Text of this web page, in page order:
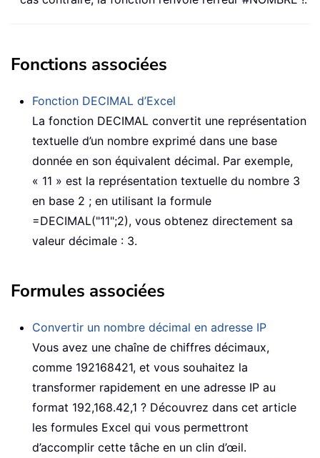
Fonctions associées
Fonction DECIMAL d’Excel
La fonction DECIMAL convertit une représentation
textuelle d’un nombre exprimé dans une base
donnée en son équivalent décimal. Par exemple,
« 11 » est la représentation textuelle du nombre 3
en base 2 ; en utilisant la formule
=DECIMAL("11";2), vous obtenez directement sa
valeur décimale : 3.
Formules associées
Convertir un nombre décimal en adresse IP
Vous avez une chaîne de chiffres décimaux,
comme 192168421, et vous souhaitez la
transformer rapidement en une adresse IP au
format 192,168.42,1 ? Découvrez dans cet article
les formules Excel qui vous permettront
d’accomplir cette tâche en un clin d’œil.